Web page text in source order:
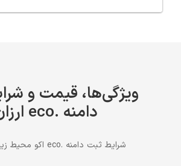
ویژگی‌ها، قیمت و
دامنه .eco ارزان
شرایط ثبت دامنه .eco اکو محیط زیست ارزان